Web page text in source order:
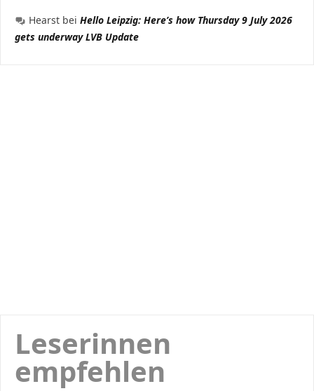
Hearst bei Hello Leipzig: Here’s how Thursday 9 July 2026
gets underway LVB Update
Leserinnen
empfehlen